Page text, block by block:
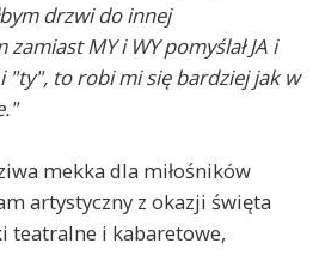
drzwi do innej
MY i WY pomyślał JA i
"ty", to robi mi się bardziej jak w
mekka dla miłośników
artystyczny z okazji święta
teatralne i kabaretowe,